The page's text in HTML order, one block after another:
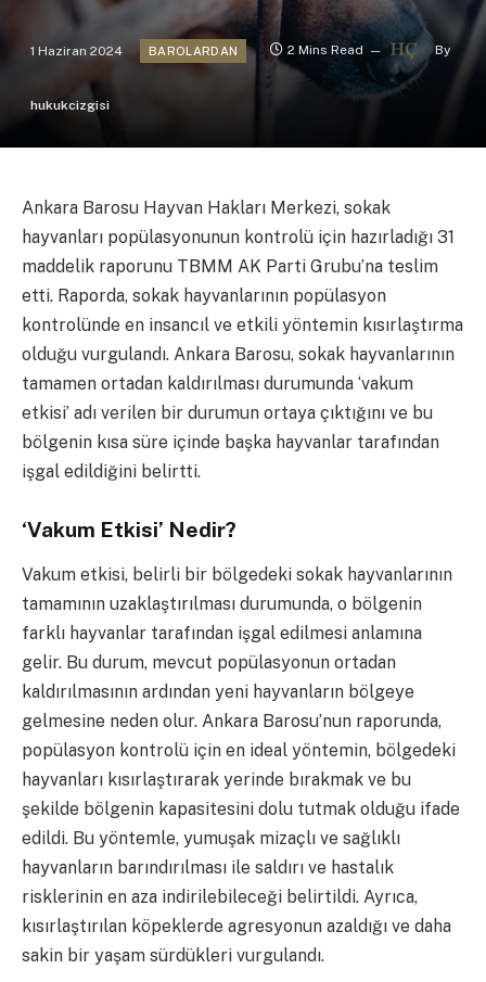
1 Haziran 2024 BAROLARDAN 2 Mins Read By
hukukcizgisi
Ankara Barosu Hayvan Hakları Merkezi, sokak
hayvanları popülasyonunun kontrolü için hazırladığı 31
maddelik raporunu TBMM AK Parti Grubu’na teslim
etti. Raporda, sokak hayvanlarının popülasyon
kontrolünde en insancıl ve etkili yöntemin kısırlaştırma
olduğu vurgulandı. Ankara Barosu, sokak hayvanlarının
tamamen ortadan kaldırılması durumunda ‘vakum
etkisi’ adı verilen bir durumun ortaya çıktığını ve bu
bölgenin kısa süre içinde başka hayvanlar tarafından
işgal edildiğini belirtti.
‘Vakum Etkisi’ Nedir?
Vakum etkisi, belirli bir bölgedeki sokak hayvanlarının
tamamının uzaklaştırılması durumunda, o bölgenin
farklı hayvanlar tarafından işgal edilmesi anlamına
gelir. Bu durum, mevcut popülasyonun ortadan
kaldırılmasının ardından yeni hayvanların bölgeye
gelmesine neden olur. Ankara Barosu’nun raporunda,
popülasyon kontrolü için en ideal yöntemin, bölgedeki
hayvanları kısırlaştırarak yerinde bırakmak ve bu
şekilde bölgenin kapasitesini dolu tutmak olduğu ifade
edildi. Bu yöntemle, yumuşak mizaçlı ve sağlıklı
hayvanların barındırılması ile saldırı ve hastalık
risklerinin en aza indirilebileceği belirtildi. Ayrıca,
kısırlaştırılan köpeklerde agresyonun azaldığı ve daha
sakin bir yaşam sürdükleri vurgulandı.